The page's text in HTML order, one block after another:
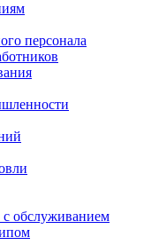
персонала
обслуживанием